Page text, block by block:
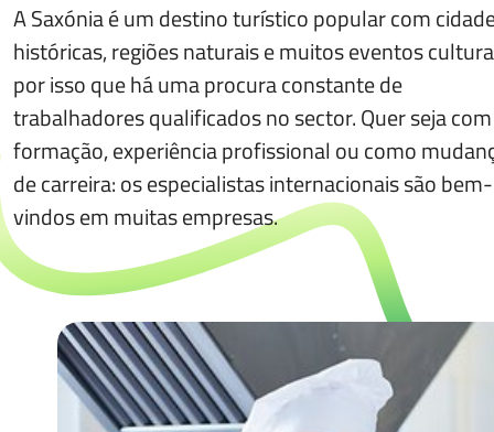
A Saxónia é um destino turístico popular com
históricas, regiões naturais e muitos eventos
por isso que há uma procura constante de
trabalhadores qualificados no sector. Quer seja com
formação, experiência profissional ou como
de carreira: os especialistas internacionais são bem-
vindos em muitas empresas.